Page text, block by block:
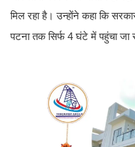
मिल रहा है। उन्होंने कहा कि
पटना तक सिर्फ 4 घंटे में पहुंचा